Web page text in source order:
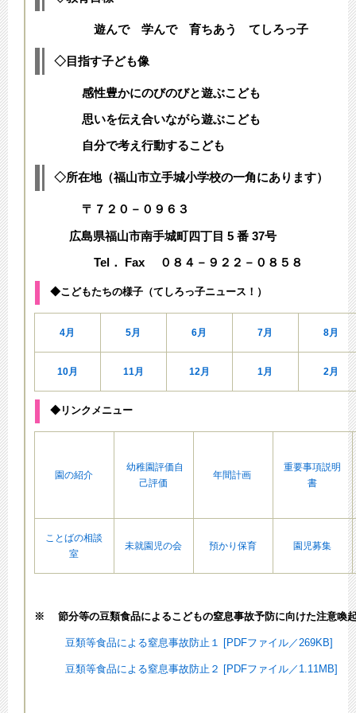
遊んで 学んで 育ちあう てしろっ子
◇目指す子ども像
感性豊かにのびのびと遊ぶこども
思いを伝え合いながら遊ぶこども
自分で考え行動するこども
◇所在地（福山市立手城小学校の一角にあります）
〒７２０－０９６３
広島県福山市南手城町四丁目 5 番 37号
Tel． Fax ０８４－９２２－０８５８
◆こどもたちの様子（てしろっ子ニュース！）
4月 5月 6月 7月 8月
10月 11月 12月 1月 2月
◆リンクメニュー
園の紹介
幼稚園評価自
己評価
年間計画
重要事項説明
書
ことばの相談
室
未就園児の会 預かり保育 園児募集
※ 節分等の豆類食品によるこどもの窒息事故予防に向けた注意喚
豆類等食品による窒息事故防止１ [PDFファイル／269KB]
豆類等食品による窒息事故防止２ [PDFファイル／1.11MB]